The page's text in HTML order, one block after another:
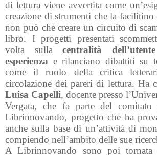
di lettura viene avvertita come
creazione di strumenti che la facilitino
non può che creare un circuito di
libro. I progetti presentati
volta sullacentralità
esperienza e rilanciano dibattiti su
come il ruolo della critica
circolazione dei pareri di lettura. Ha
Luisa Capelli, docente presso
Vergata, che fa parte del comitato
Librinnovando, progetto che ha
anche sulla base di un’attività di
compiendo nell’ambito delle sue
A Librinnovando sono poi tornata